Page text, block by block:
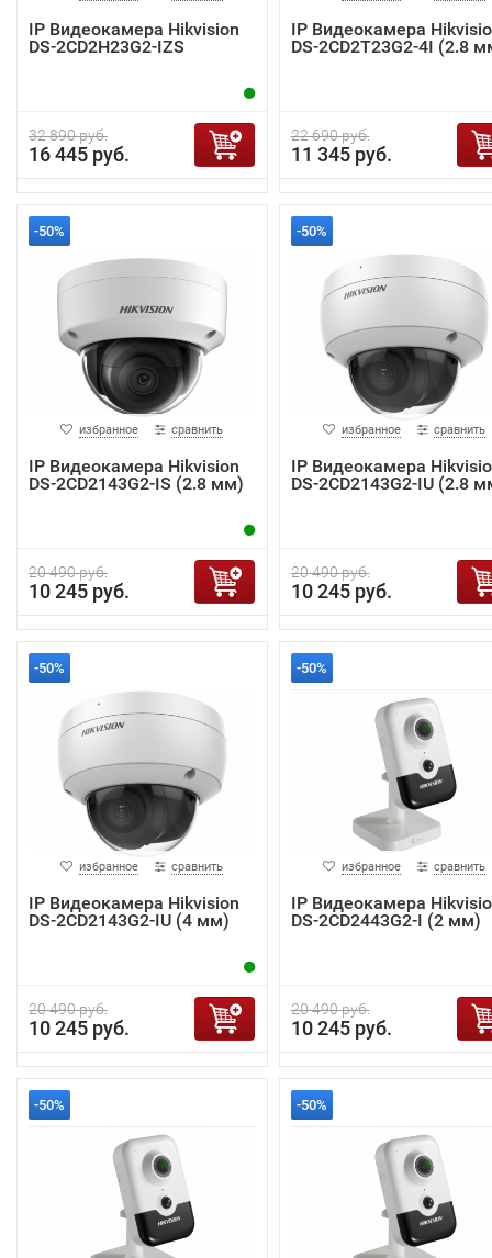
IP Видеокамера Hikvision
DS-2CD2H23G2-IZS
32 890 руб.
16 445 руб.
IP Видеокамера
DS-2CD2T23G2-4I (2.8
22 690 руб.
11 345 руб.
-50%
избранное сравнить
IP Видеокамера Hikvision
DS-2CD2143G2-IS (2.8 мм)
20 490 руб.
10 245 руб.
-50%
избранное сравнить
IP Видеокамера
DS-2CD2143G2-IU (2.8
20 490 руб.
10 245 руб.
-50%
избранное сравнить
IP Видеокамера Hikvision
DS-2CD2143G2-IU (4 мм)
20 490 руб.
10 245 руб.
-50%
избранное сравнить
IP Видеокамера
DS-2CD2443G2-I (2 мм)
20 490 руб.
10 245 руб.
-50% -50%